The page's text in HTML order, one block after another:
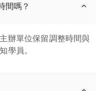
間嗎？
辦單位保留調整時間與
學員。